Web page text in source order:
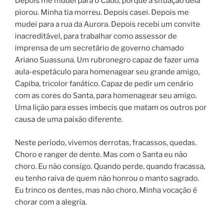
piorou. Minha tia morreu. Depois casei. Depois me
mudei para a rua da Aurora. Depois recebi um convite
inacreditável, para trabalhar como assessor de
imprensa de um secretário de governo chamado
Ariano Suassuna. Um rubronegro capaz de fazer uma
aula-espetáculo para homenagear seu grande amigo,
Capiba, tricolor fanático. Capaz de pedir um cenário
com as cores do Santa, para homenagear seu amigo.
Uma lição para esses imbecis que matam os outros por
causa de uma paixão diferente.
Neste período, vivemos derrotas, fracassos, quedas.
Choro e ranger de dente. Mas com o Santa eu não
choro. Eu não consigo. Quando perde, quando fracassa,
eu tenho raiva de quem não honrou o manto sagrado.
Eu trinco os dentes, mas não choro. Minha vocação é
chorar com a alegria.